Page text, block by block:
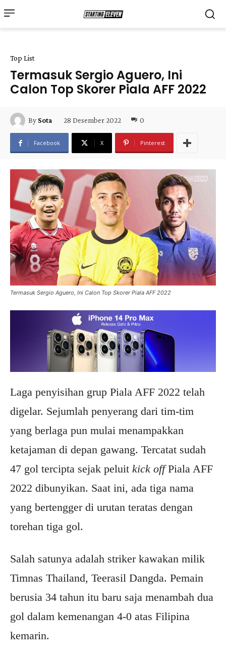
Top List
Termasuk Sergio Aguero, Ini
Calon Top Skorer Piala AFF 2022
By Sota 28 Desember 2022 0
Facebook X Pinterest
Termasuk Sergio Aguero, Ini Calon Top Skorer Piala AFF 2022
Laga penyisihan grup Piala AFF 2022 telah
digelar. Sejumlah penyerang dari tim-tim
yang berlaga pun mulai menampakkan
ketajaman di depan gawang. Tercatat sudah
47 gol tercipta sejak peluit kick offPiala AFF
2022 dibunyikan. Saat ini, ada tiga nama
yang bertengger di urutan teratas dengan
torehan tiga gol.
Salah satunya adalah striker kawakan milik
Timnas Thailand, Teerasil Dangda. Pemain
berusia 34 tahun itu baru saja menambah dua
gol dalam kemenangan 4-0 atas Filipina
kemarin.